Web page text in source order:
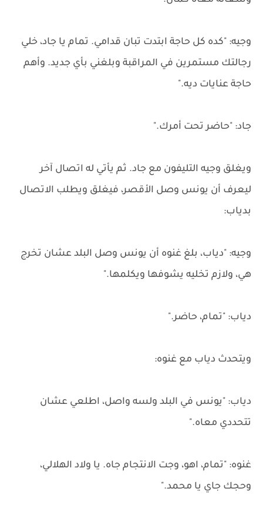
وجيه: "كده كل حاجة ابتدت تبان قدامي. تمام يا جاد، خلي
رجالتك مستمرين في المراقبة وبلغني بأي جديد. وأهم
حاجة عنايات ديه."
جاد: "حاضر تحت أمرك."
ويغلق وجيه التليفون مع جاد. ثم يأتي له اتصال آخر
ليعرف أن يونس وصل الأقصر، فيغلق ويطلب الاتصال
بدياب:
وجيه: "دياب، بلغ غنوه أن يونس وصل البلد عشان تخرج
هي، ولازم تخليه يشوفها ويكلمها."
دياب: "تمام، حاضر."
ويتحدث دياب مع غنوه:
دياب: "يونس في البلد ولسه واصل، اطلعي عشان
تتحددي معاه."
غنوه: "تمام، اهو، وجت الانتجام جاه. يا ولاد الهلالي،
وحجك جاي يا محمد."